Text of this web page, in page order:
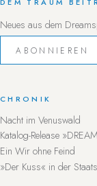
DEM TRAUM
Neues aus dem
ABONNIEREN
CHRONIK
Nacht im Venuswald
Katalog-Release
Ein Wir ohne Feind
»Der Kuss« in der